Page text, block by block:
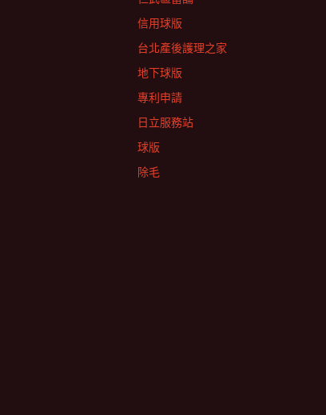
信用球版
台北產後護理之家
地下球版
專利申請
日立服務站
球版
除毛